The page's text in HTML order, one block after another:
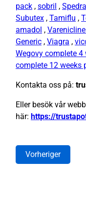
pack , sobril , Spedra
Subutex , Tamiflu ,
amadol ,
Generic , Viagra ,
Wegovy complete 4
complete 12 weeks
Kontakta oss på:
Eller besök vår
här: https://
Vorheriger